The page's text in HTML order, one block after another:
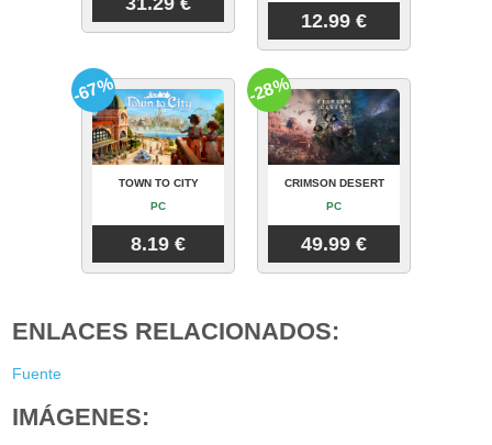
12.99 €
TOWN TO CITY
PC
8.19 €
-67%
CRIMSON DESERT
PC
49.99 €
-28%
ENLACES RELACIONADOS:
Fuente
IMÁGENES: